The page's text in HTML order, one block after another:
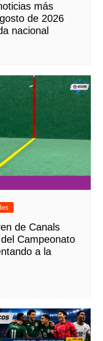
más
de 2026
nacional
de Canals
Campeonato
a la